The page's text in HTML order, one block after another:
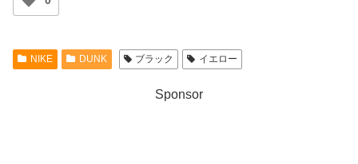
NIKE DUNK ブラック イエロー
Sponsor